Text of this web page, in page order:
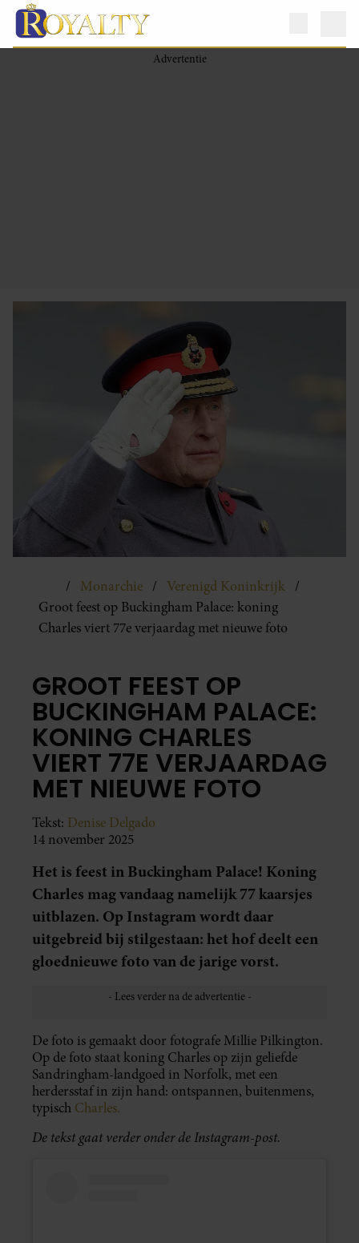
Monarchie
Verenigd Koninkrijk
Groot feest op Buckingham Palace: koning
Charles viert 77e verjaardag met nieuwe foto
GROOT FEEST OP
BUCKINGHAM PALACE:
KONING CHARLES
VIERT 77E VERJAARDAG
MET NIEUWE FOTO
Tekst: Denise Delgado
14 november 2025
Het is feest in Buckingham Palace! Koning
Charles mag vandaag namelijk 77 kaarsjes
uitblazen. Op Instagram wordt daar
uitgebreid bij stilgestaan: het hof deelt een
gloednieuwe foto van de jarige vorst.
De foto is gemaakt door fotografe Millie Pilkington.
Op de foto staat koning Charles op zijn geliefde
Sandringham-landgoed in Norfolk, met een
herdersstaf in zijn hand: ontspannen, buitenmens,
typisch Charles.
De tekst gaat verder onder de Instagram-post.